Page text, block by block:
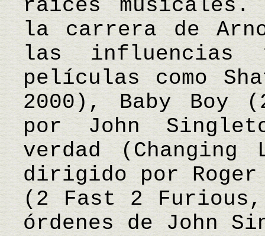
raíces musicales.
la carrera de
las influencias
películas como
2000), Baby Boy
por John
verdad
dirigido por
(2 Fast 2
órdenes de John